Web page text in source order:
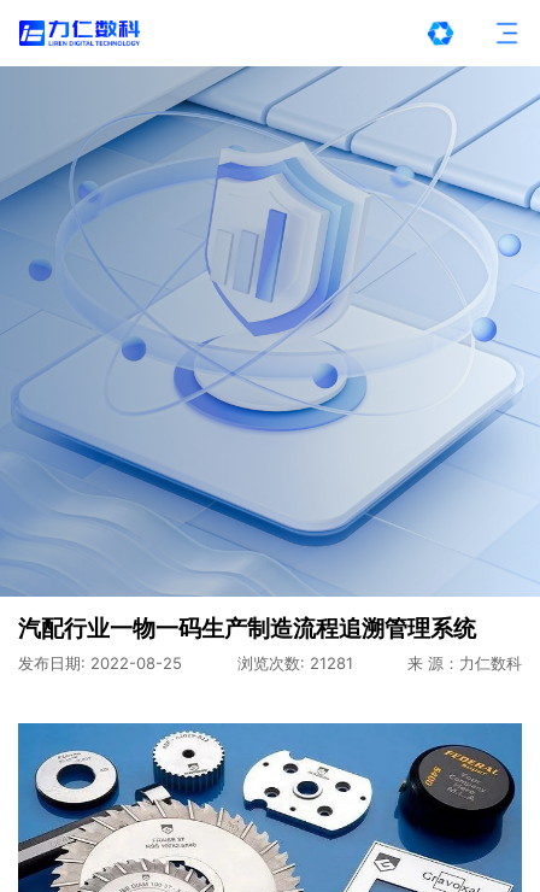
汽配行业一物一码生产制造流程追溯管理系统
发布日期: 2022-08-25 浏览次数: 21281 来 源：力仁数科